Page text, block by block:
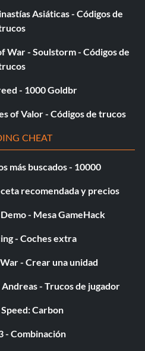
Asiáticas - Códigos de
War - Soulstorm - Códigos de
- 1000 Goldbr
of Valor - Códigos de trucos
CHEAT
más buscados - 10000
recomendada y precios
- Mesa GameHack
- Coches extra
- Crear una unidad
- Trucos de jugador
Carbon
- Combinación